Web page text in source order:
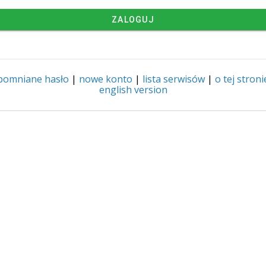
ZALOGUJ
hasło | nowe konto | lista serwisów | o tej
english version